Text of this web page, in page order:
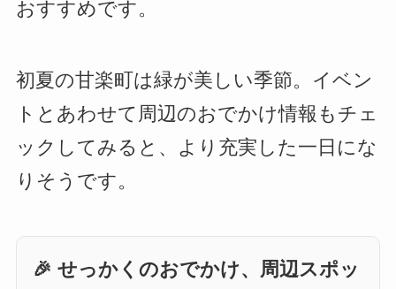
おすすめです。
初夏の甘楽町は緑が美しい季節。イベン
トとあわせて周辺のおでかけ情報もチェ
ックしてみると、より充実した一日にな
りそうです。
🎉 せっかくのおでかけ、周辺スポッ